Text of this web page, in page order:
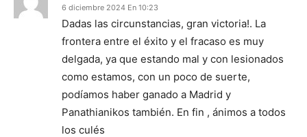
6 diciembre 2024 En 10:23
Dadas las circunstancias, gran victoria!. La
frontera entre el éxito y el fracaso es muy
delgada, ya que estando mal y con lesionados
como estamos, con un poco de suerte,
podíamos haber ganado a Madrid y
Panathianikos también. En fin , ánimos a todos
los culés